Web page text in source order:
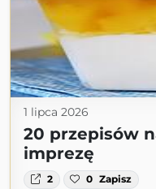
1 lipca 2026
20 przepisów
imprezę
2 0 Zapisz